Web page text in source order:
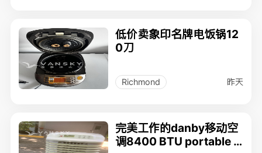
低价卖象印名牌电饭锅12
0刀
Richmond 昨天
完美工作的danby移动空
调8400 BTU portable ai